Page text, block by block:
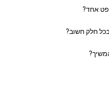
אחד?
חלק חשוב?